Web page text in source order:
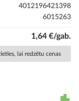
4012196421398
6015263
1,64 €/gab.
lai redzētu cenas